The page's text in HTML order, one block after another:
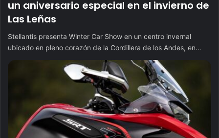
un aniversario especial en el invierno de
Las Leñas
Stellantis presenta Winter Car Show en un centro invernal
ubicado en pleno corazón de la Cordillera de los Andes, en…